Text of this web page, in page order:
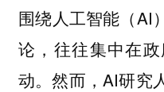
围绕人工智能（AI
论，往往集中在
动。然而，AI研究